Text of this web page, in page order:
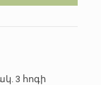
3 հոգի